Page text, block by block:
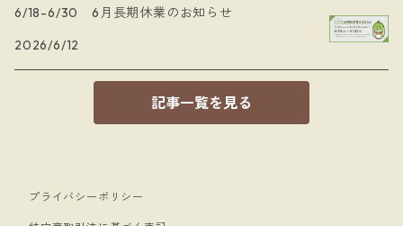
6/18-6/30 6月長期休業のお知らせ
2026/6/12
記事一覧を見る
プライバシーポリシー